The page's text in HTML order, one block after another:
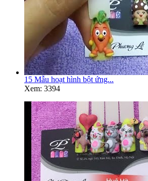
15 Mẫu hoạt hình bột ứng...
Xem: 3394